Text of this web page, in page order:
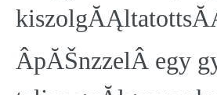
ÂpĂŠnzzelÂ